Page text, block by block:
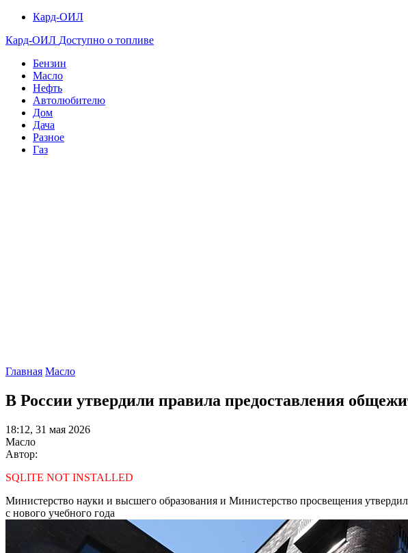
Кард-ОИЛ
Кард-ОИЛ Доступно о топливе
Бензин
Масло
Нефть
Автолюбителю
Дом
Дача
Разное
Газ
Главная Масло
В России утвердили правила предоставления
18:12, 31 мая 2026
Масло
Автор:
SQLITE NOT INSTALLED
Министерство науки и высшего образования и Министерство просвещения
с нового учебного года